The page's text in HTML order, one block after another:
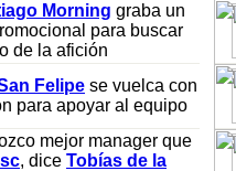
Morning graba un
para buscar
de la afición
Felipe se vuelca con
para apoyar al equipo
mejor manager que
, dice Tobías de la